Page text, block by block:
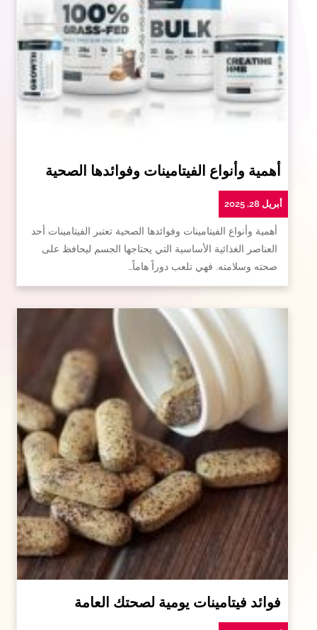
أهمية وأنواع الفيتامينات وفوائدها الصحية
أبريل 28, 2025
أهمية وأنواع الفيتامينات وفوائدها الصحية تعتبر الفيتامينات أحد
العناصر الغذائية الأساسية التي يحتاجها الجسم ليحافظ على
صحته وسلامته. فهي تلعب دوراً هاماً…
فوائد فيتامينات يومية لصحتك العامة